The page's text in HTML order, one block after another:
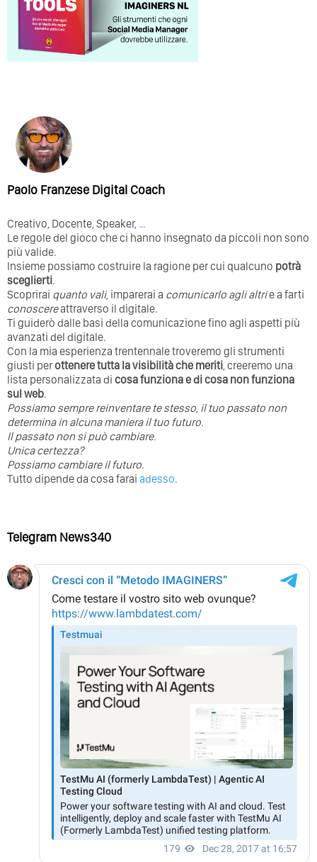
Paolo Franzese Digital Coach
Creativo, Docente, Speaker, …
Le regole del gioco che ci hanno insegnato da piccoli non sono
più valide.
Insieme possiamo costruire la ragione per cui qualcuno potrà
sceglierti.
Scoprirai quanto vali, imparerai a comunicarlo agli altrie a farti
conoscereattraverso il digitale.
Ti guiderò dalle basi della comunicazione fino agli aspetti più
avanzati del digitale.
Con la mia esperienza trentennale troveremo gli strumenti
giusti perottenere tutta la visibilità che meriti, creeremo una
lista personalizzata di cosa funziona e di cosa non funziona
sul web.
Possiamo sempre reinventare te stesso, il tuo passato non
determina in alcuna maniera il tuo futuro. ⁣
⁣Il passato non si può cambiare.
Unica certezza?
Possiamo cambiare il futuro.
Tutto dipende da cosa farai adesso.
Telegram News340